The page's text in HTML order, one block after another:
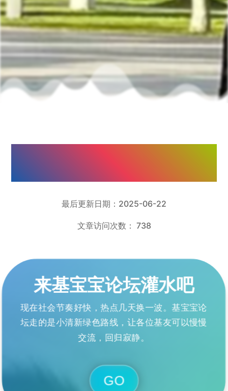
中央公园
最后更新日期：2025-06-22
文章访问次数： 738
来基宝宝论坛灌水吧
现在社会节奏好快，热点几天换一波。基宝宝论
坛走的是小清新绿色路线，让各位基友可以慢慢
交流，回归寂静。
GO